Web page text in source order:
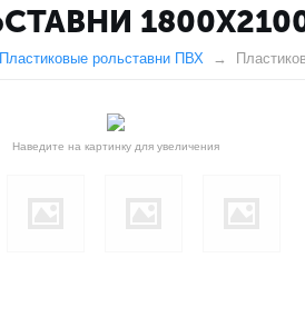
Пластиковые рольставни ПВХ
Наведите на картинку для увеличения